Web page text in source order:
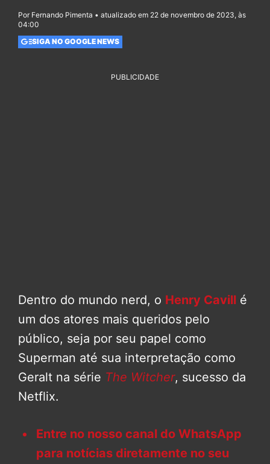
Por Fernando Pimenta • atualizado em 22 de novembro de 2023, às
04:00
SIGA NO GOOGLE NEWS
PUBLICIDADE
Dentro do mundo nerd, o Henry Cavill é
um dos atores mais queridos pelo
público, seja por seu papel como
Superman até sua interpretação como
Geralt na série The Witcher, sucesso da
Netflix.
Entre no nosso canal do WhatsApp
para notícias diretamente no seu